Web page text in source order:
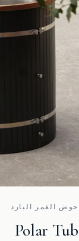
حوض الغمر البارد
Polar Tub